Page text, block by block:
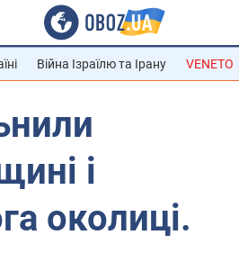
Війна Ізраїлю та Ірану VENETO
і
околиці.